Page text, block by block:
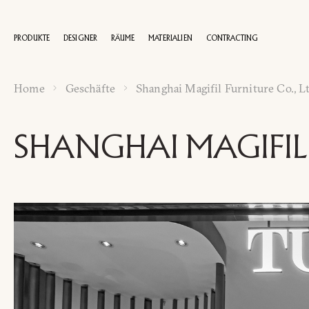
PRODUKTE DESIGNER RÄUME MATERIALIEN CONTRACTING
100 JAHRE
Home Geschäfte Shanghai Magifil Furniture Co.,
SHANGHAI MAGIFIL